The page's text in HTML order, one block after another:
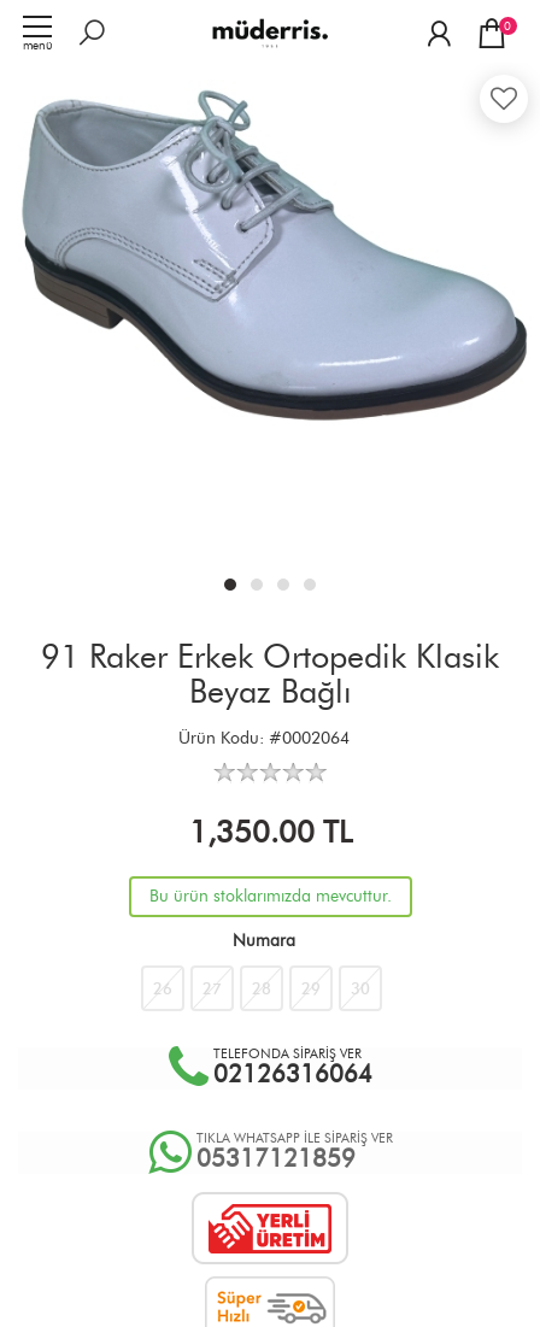
menü
0
91 Raker Erkek Ortopedik Klasik
Beyaz Bağlı
Ürün Kodu: #0002064
1,350.00TL
Bu ürün stoklarımızda mevcuttur.
Numara
26 27 28 29 30
TELEFONDA SİPARİŞ VER
02126316064
TIKLA WHATSAPP İLE SİPARİŞ VER
05317121859